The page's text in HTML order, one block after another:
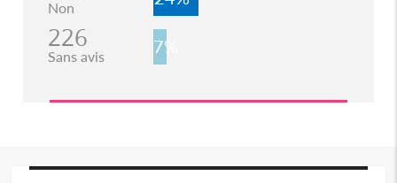
Non
226
Sans avis 7%